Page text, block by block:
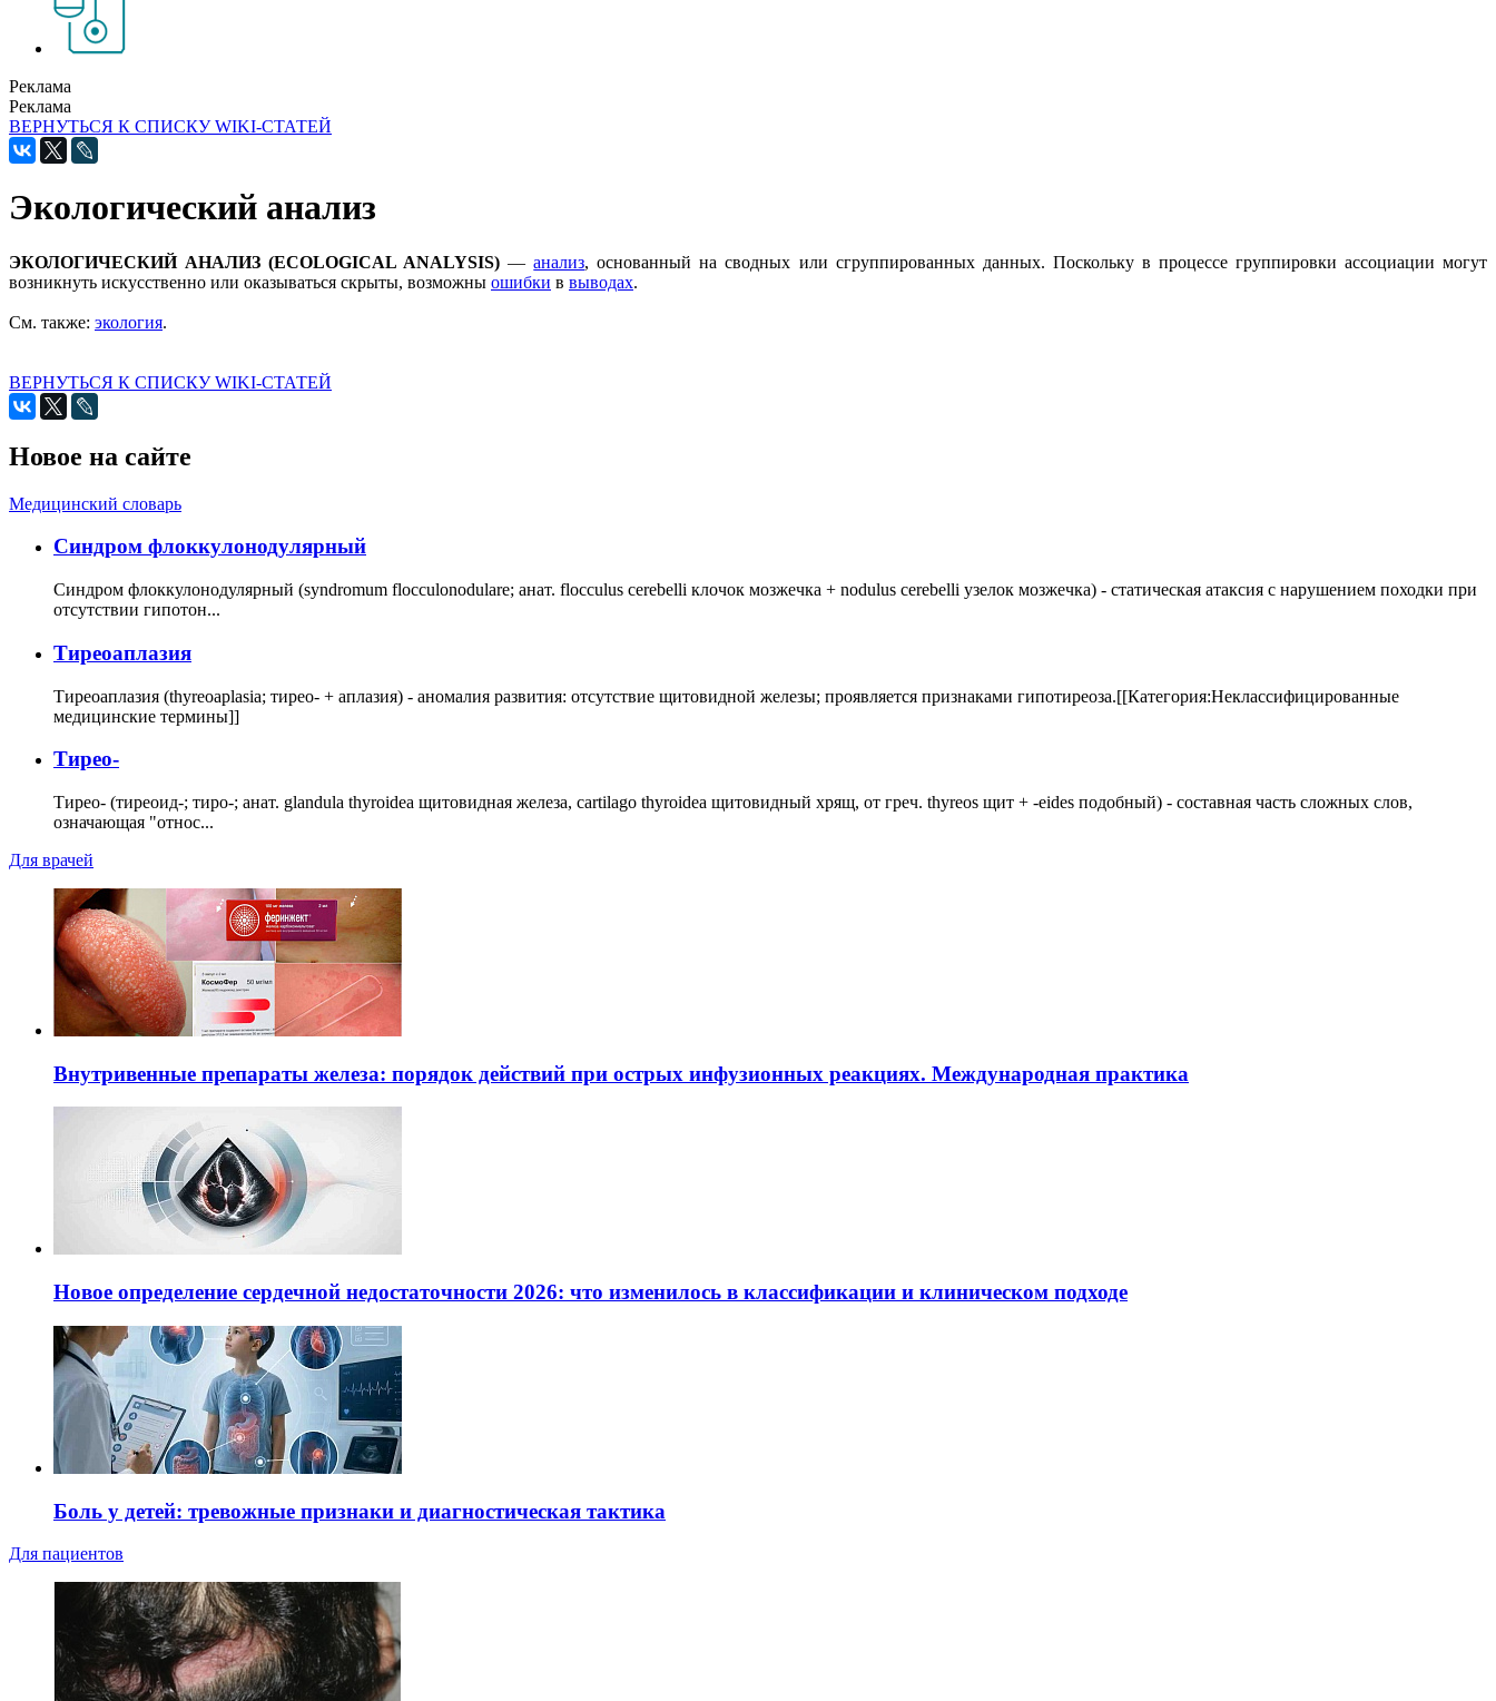
Реклама
Реклама
ВЕРНУТЬСЯ К СПИСКУ WIKI-СТАТЕЙ
Экологический анализ
ЭКОЛОГИЧЕСКИЙ АНАЛИЗ (ECOLOGICAL ANALYSIS) —анализ, основанный на сводных или сгруппированных данных. Поскольку в процессе группировки ассоциации могут
возникнуть искусственно или оказываться скрыты, возможны ошибки в выводах.
См. также: экология.
ВЕРНУТЬСЯ К СПИСКУ WIKI-СТАТЕЙ
Новое на сайте
Медицинский словарь
Cиндром флоккулонодулярный
Синдром флоккулонодулярный (syndromum flocculonodulare; анат. flocculus cerebelli клочок мозжечка + nodulus cerebelli узелок мозжечка) - статическая атаксия с нарушением походки при
отсутствии гипотон...
Тиреоаплазия
Тиреоаплазия (thyreoaplasia; тирео- + аплазия) - аномалия развития: отсутствие щитовидной железы; проявляется признаками гипотиреоза.[[Категория:Неклассифицированные
медицинские термины]]
Тирео-
Тирео- (тиреоид-; тиро-; анат. glandula thyroidea щитовидная железа, cartilago thyroidea щитовидный хрящ, от греч. thyreos щит + -eides подобный) - составная часть сложных слов,
означающая "относ...
Для врачей
Внутривенные препараты железа: порядок действий при острых инфузионных реакциях. Международная практика
Новое определение сердечной недостаточности 2026: что изменилось в классификации и клиническом подходе
Боль у детей: тревожные признаки и диагностическая тактика
Для пациентов